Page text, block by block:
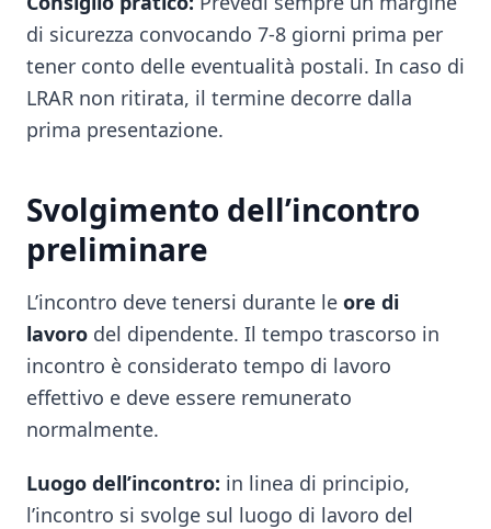
di sicurezza convocando 7-8 giorni prima per
tener conto delle eventualità postali. In caso di
LRAR non ritirata, il termine decorre dalla
prima presentazione.
Svolgimento dell’incontro
preliminare
L’incontro deve tenersi durante le ore di
lavoro del dipendente. Il tempo trascorso in
incontro è considerato tempo di lavoro
effettivo e deve essere remunerato
normalmente.
Luogo dell’incontro: in linea di principio,
l’incontro si svolge sul luogo di lavoro del